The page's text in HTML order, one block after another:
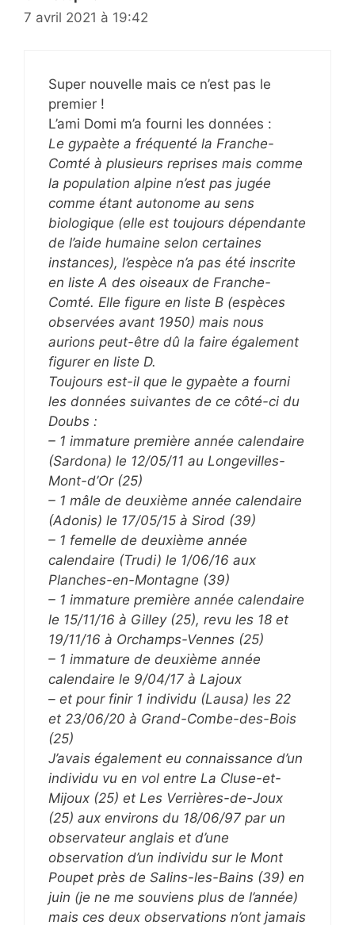
7 avril 2021 à 19:42
Super nouvelle mais ce n’est pas le
premier !
L’ami Domi m’a fourni les données :
Le gypaète a fréquenté la Franche-
Comté à plusieurs reprises mais comme
la population alpine n’est pas jugée
comme étant autonome au sens
biologique (elle est toujours dépendante
de l’aide humaine selon certaines
instances), l’espèce n’a pas été inscrite
en liste A des oiseaux de Franche-
Comté. Elle figure en liste B (espèces
observées avant 1950) mais nous
aurions peut-être dû la faire également
figurer en liste D.
Toujours est-il que le gypaète a fourni
les données suivantes de ce côté-ci du
Doubs :
– 1 immature première année calendaire
(Sardona) le 12/05/11 au Longevilles-
Mont-d’Or (25)
– 1 mâle de deuxième année calendaire
(Adonis) le 17/05/15 à Sirod (39)
– 1 femelle de deuxième année
calendaire (Trudi) le 1/06/16 aux
Planches-en-Montagne (39)
– 1 immature première année calendaire
le 15/11/16 à Gilley (25), revu les 18 et
19/11/16 à Orchamps-Vennes (25)
– 1 immature de deuxième année
calendaire le 9/04/17 à Lajoux
– et pour finir 1 individu (Lausa) les 22
et 23/06/20 à Grand-Combe-des-Bois
(25)
J’avais également eu connaissance d’un
individu vu en vol entre La Cluse-et-
Mijoux (25) et Les Verrières-de-Joux
(25) aux environs du 18/06/97 par un
observateur anglais et d’une
observation d’un individu sur le Mont
Poupet près de Salins-les-Bains (39) en
juin (je ne me souviens plus de l’année)
mais ces deux observations n’ont jamais